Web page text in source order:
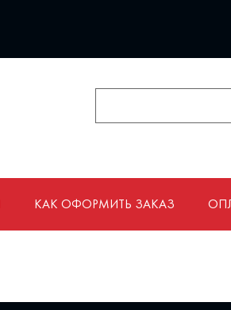
КАК ОФОРМИТЬ ЗАКАЗ